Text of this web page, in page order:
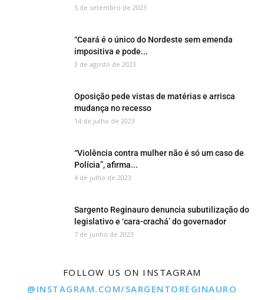
5 de setembro de 2023
“Ceará é o único do Nordeste sem emenda
impositiva e pode...
3 de agosto de 2023
Oposição pede vistas de matérias e arrisca
mudança no recesso
14 de julho de 2023
“Violência contra mulher não é só um caso de
Polícia”, afirma...
4 de julho de 2023
Sargento Reginauro denuncia subutilização do
legislativo e ‘cara-crachá’ do governador
7 de junho de 2023
FOLLOW US ON INSTAGRAM
@INSTAGRAM.COM/SARGENTOREGINAURO